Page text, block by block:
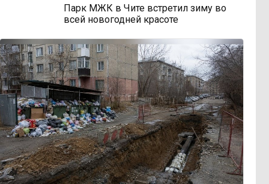
Парк МЖК в Чите встретил зиму во
всей новогодней красоте